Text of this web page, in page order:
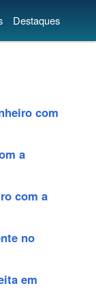
Destaques
com
a
com a
no
em